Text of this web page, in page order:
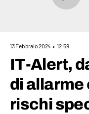
13 Febbraio 2024 12:59
IT-Alert,
di allarme
rischi